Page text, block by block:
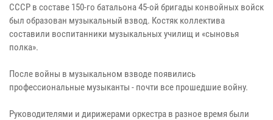
СССР в составе 150-го батальона 45-ой бригады конвойных войск
был образован музыкальный взвод. Костяк коллектива
составили воспитанники музыкальных училищ и «сыновья
полка».
После войны в музыкальном взводе появились
профессиональные музыканты - почти все прошедшие войну.
Руководителями и дирижерами оркестра в разное время были